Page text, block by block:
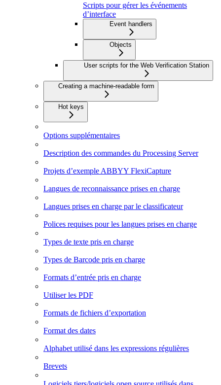
Scripts pour gérer les événements
d’interface
Event handlers
Objects
User scripts for the Web Verification Station
Creating a machine-readable form
Hot keys
Options supplémentaires
Description des commandes du Processing Server
Projets d’exemple ABBYY FlexiCapture
Langues de reconnaissance prises en charge
Langues prises en charge par le classificateur
Polices requises pour les langues prises en charge
Types de texte pris en charge
Types de Barcode pris en charge
Formats d’entrée pris en charge
Utiliser les PDF
Formats de fichiers d’exportation
Format des dates
Alphabet utilisé dans les expressions régulières
Brevets